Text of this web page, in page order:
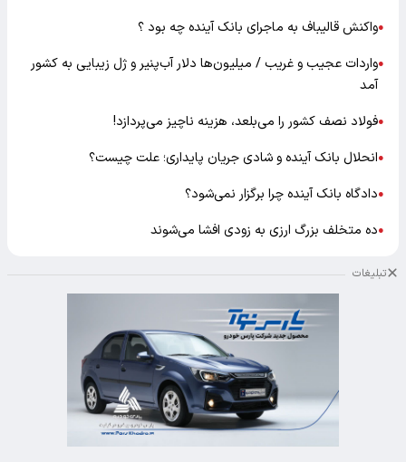
●واکنش قالیباف به ماجرای بانک آینده چه بود ؟
●واردات عجیب و غریب / میلیون‌ها دلار آب‌پنیر و ژل زیبایی به کشور
آمد
●فولاد نصف کشور را می‌بلعد، هزینه ناچیز می‌پردازد!
●انحلال بانک آینده و شادی جریان پایداری؛ علت چیست؟
●دادگاه بانک آینده چرا برگزار نمی‌شود؟
●ده متخلف بزرگ ارزی به زودی افشا می‌شوند
تبلیغات